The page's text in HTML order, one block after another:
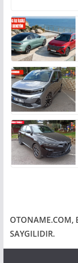
OTONAME.COM,
SAYGILIDIR.